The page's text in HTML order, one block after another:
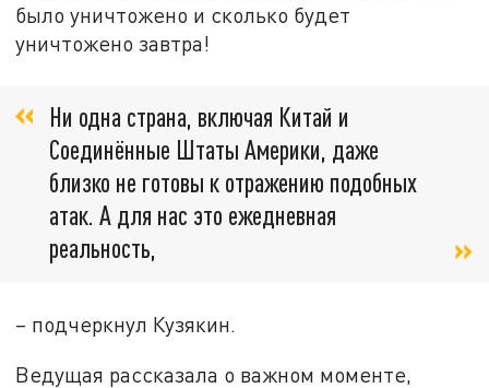
было уничтожено и сколько будет
уничтожено завтра!
Ни одна страна, включая Китай и
Соединённые Штаты Америки, даже
близко не готовы к отражению подобных
атак. А для нас это ежедневная
реальность,
– подчеркнул Кузякин.
Ведущая рассказала о важном моменте,